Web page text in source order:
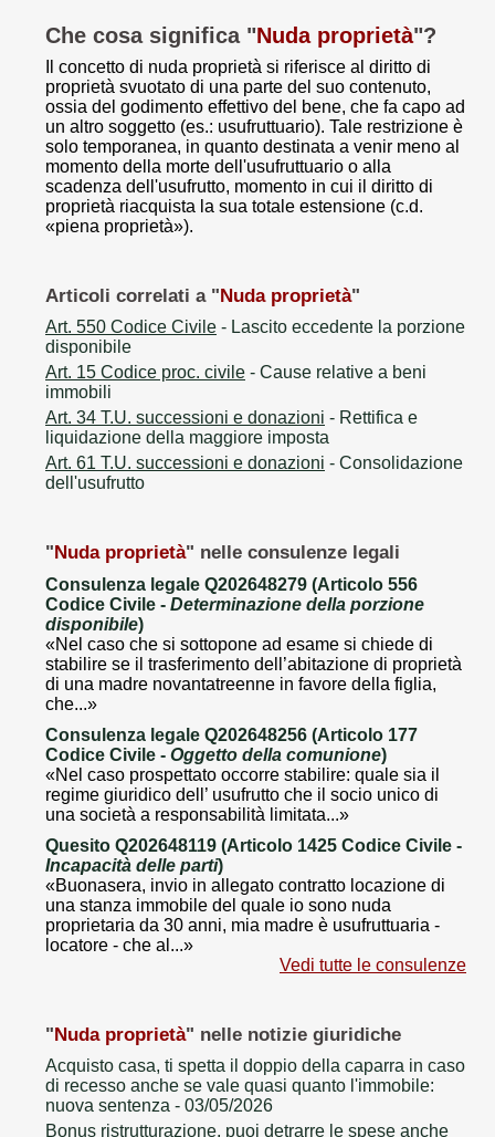
Che cosa significa "Nuda proprietà"?
Il concetto di nuda proprietà si riferisce al diritto di
proprietà svuotato di una parte del suo contenuto,
ossia del godimento effettivo del bene, che fa capo ad
un altro soggetto (es.: usufruttuario). Tale restrizione è
solo temporanea, in quanto destinata a venir meno al
momento della morte dell'usufruttuario o alla
scadenza dell'usufrutto, momento in cui il diritto di
proprietà riacquista la sua totale estensione (c.d.
«piena proprietà»).
Articoli correlati a "Nuda proprietà"
Art. 550 Codice Civile - Lascito eccedente la porzione
disponibile
Art. 15 Codice proc. civile - Cause relative a beni
immobili
Art. 34 T.U. successioni e donazioni - Rettifica e
liquidazione della maggiore imposta
Art. 61 T.U. successioni e donazioni - Consolidazione
dell'usufrutto
"Nuda proprietà" nelle consulenze legali
Consulenza legale Q202648279 (Articolo 556
Codice Civile - Determinazione della porzione
disponibile)
«Nel caso che si sottopone ad esame si chiede di
stabilire se il trasferimento dell’abitazione di proprietà
di una madre novantatreenne in favore della figlia,
che...»
Consulenza legale Q202648256 (Articolo 177
Codice Civile - Oggetto della comunione)
«Nel caso prospettato occorre stabilire: quale sia il
regime giuridico dell’ usufrutto che il socio unico di
una società a responsabilità limitata...»
Quesito Q202648119 (Articolo 1425 Codice Civile -
Incapacità delle parti)
«Buonasera, invio in allegato contratto locazione di
una stanza immobile del quale io sono nuda
proprietaria da 30 anni, mia madre è usufruttuaria -
locatore - che al...»
Vedi tutte le consulenze
"Nuda proprietà" nelle notizie giuridiche
Acquisto casa, ti spetta il doppio della caparra in caso
di recesso anche se vale quasi quanto l'immobile:
nuova sentenza - 03/05/2026
Bonus ristrutturazione, puoi detrarre le spese anche